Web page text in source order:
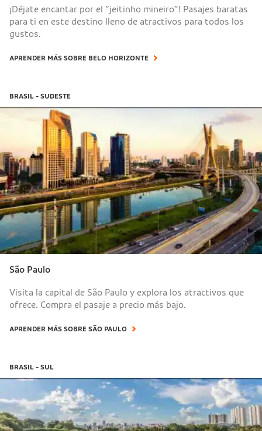
¡Déjate encantar por el “jeitinho mineiro”! Pasajes baratas
para ti en este destino lleno de atractivos para todos los
gustos.
APRENDER MÁS SOBRE BELO HORIZONTE
BRASIL - SUDESTE
São Paulo
Visita la capital de São Paulo y explora los atractivos que
ofrece. Compra el pasaje a precio más bajo.
APRENDER MÁS SOBRE SÃO PAULO
BRASIL - SUL